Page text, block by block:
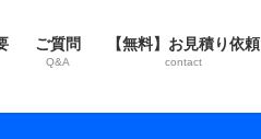
ご質問
Q&A
【無料】お見積り依頼
contact